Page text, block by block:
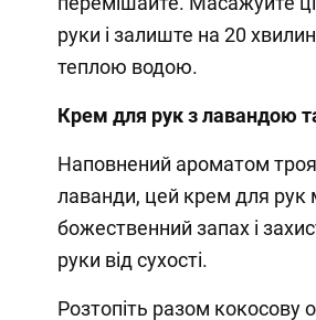
руки і залиште на 20
теплою водою.
Крем для рук з лавандою
Наповнений ароматом
лаванди, цей крем для рук
божественний запах і
руки від сухості.
Розтопіть разом кокосову